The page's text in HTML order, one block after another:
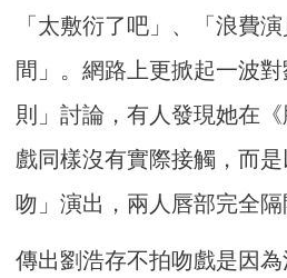
「太敷衍了吧」、「浪費
間」。網路上更掀起一波
則」討論，有人發現她在
戲同樣沒有實際接觸，而
吻」演出，兩人唇部完全隔
傳出劉浩存不拍吻戲是因